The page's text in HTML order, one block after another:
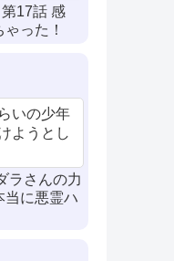
17話 感
った！
いの少年
ようとし
ラさんの力
当に悪霊ハ